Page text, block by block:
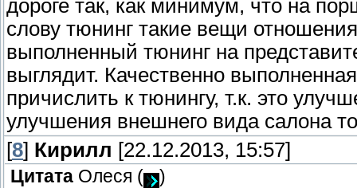
дороге так, как минимум, что на
слову тюнинг такие вещи
выполненный тюнинг на
выглядит. Качественно
причислить к тюнингу, т.к. это
улучшения внешнего вида салона
[8] Кирилл [22.12.2013, 15:57]
Цитата Олеся (
)